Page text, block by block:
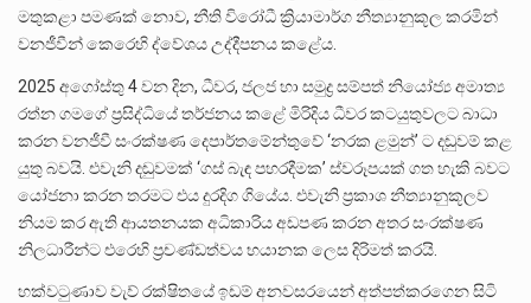
මතුකළා පමණක් නොව, නීති විරෝධී ක්‍රියාමාර්ග නීත්‍යානුකූල කරමින්
වනජීවීන් කෙරෙහි ද්වේශය උද්දීපනය කළේය.
2025 අගෝස්තු 4 වන දින, ධීවර, ජලජ හා සමුද්‍ර සම්පත් නියෝජ්‍ය අමාත්‍ය
රත්න ගමගේ ප්‍රසිද්ධියේ තර්ජනය කළේ මිරිදිය ධීවර කටයුතුවලට බාධා
කරන වනජීවී සංරක්ෂණ දෙපාර්තමේන්තුවේ ‘නරක ළමුන්’ ට දඬුවම් කළ
යුතු බවයි. එවැනි දඬුවමක් ‘ගස් බැඳ පහරදීමක’ ස්වරූපයක් ගත හැකි බවට
යෝජනා කරන තරමට එය දුරදිග ගියේය. එවැනි ප්‍රකාශ නීත්‍යානුකූලව
නියම කර ඇති ආයතනයක අධිකාරිය අඩපණ කරන අතර සංරක්ෂණ
නිලධාරීන්ට එරෙහි ප්‍රචණ්ඩත්වය භයානක ලෙස දිරිමත් කරයි.
හක්වටුණාව වැව් රක්ෂිතයේ ඉඩම් අනවසරයෙන් අත්පත්කරගෙන සිටි